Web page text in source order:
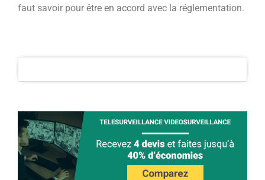
faut savoir pour être en accord avec la réglementation.